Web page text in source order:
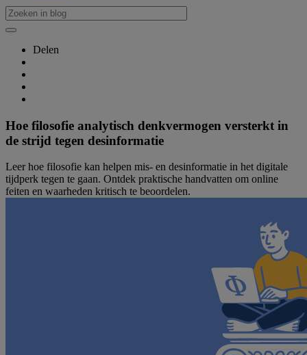
Delen
Hoe filosofie analytisch denkvermogen versterkt in
de strijd tegen desinformatie
Leer hoe filosofie kan helpen mis- en desinformatie in het digitale
tijdperk tegen te gaan. Ontdek praktische handvatten om online
feiten en waarheden kritisch te beoordelen.